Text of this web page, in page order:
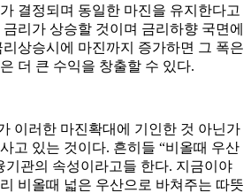
결정되며 동일한 마진을 유지한다고
리가 상승할 것이며 금리하향 국면에
상승시에 마진까지 증가하면 그 폭은
더 큰 수익을 창출할 수 있다.
이러한 마진확대에 기인한 것 아닌가
고 있는 것이다. 흔히들 “비올때 우산
기관의 속성이라고들 한다. 지금이야
비올때 넓은 우산으로 바쳐주는 따뜻